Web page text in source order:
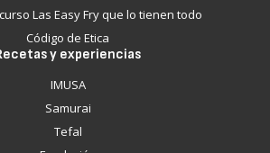
Las Easy Fry que lo tienen todo
Código de Etica
y experiencias
IMUSA
Samurai
Tefal